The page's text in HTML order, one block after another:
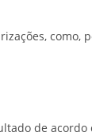
como,
de